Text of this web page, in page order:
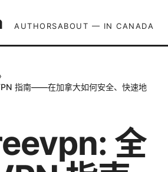
AUTHORSABOUT — IN CANADA
›
指南——在加拿大如何安全、快速地
全